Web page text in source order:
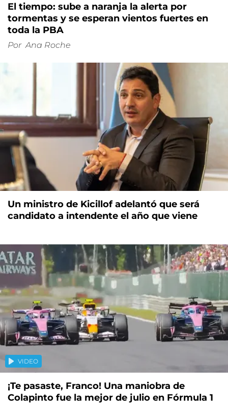
El tiempo: sube a naranja la alerta por
tormentas y se esperan vientos fuertes en
toda la PBA
Por Ana Roche
Un ministro de Kicillof adelantó que será
candidato a intendente el año que viene
VIDEO
¡Te pasaste, Franco! Una maniobra de
Colapinto fue la mejor de julio en Fórmula 1